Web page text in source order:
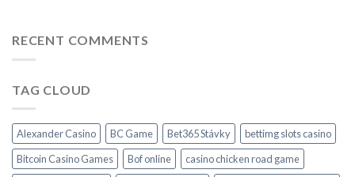
RECENT COMMENTS
TAG CLOUD
Alexander Casino BC Game Bet365 Stávky
bettimg slots casino
Bitcoin Casino Games
Bof online
casino chicken road game